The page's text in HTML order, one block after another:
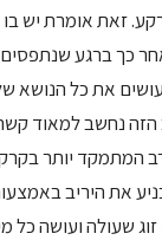
זאת אומרת יש
כך ברגע שנתפסים
את כל הנושא
הזה נחשב למאוד
המתמקד יותר
את היריב
שעולה ועושה כל